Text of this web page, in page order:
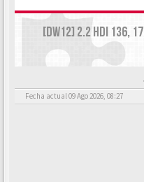
[DW12] 2.2 HDI 136,
Fecha actual 09 Ago 2026, 08:27